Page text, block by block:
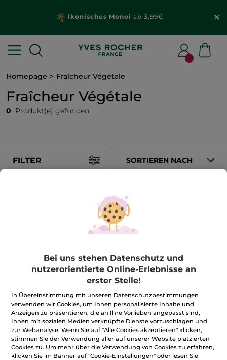
Ikonisches Monoi ab 3,99€
Homepage Fraîcheur Végétale
Fraîcheur Végétale
0 Produkt(e) gefunden
FILTER SORTIEREN NACH
sindpflanzlich
unsere Felder
biologisch
Mehr entdecken
Bei uns stehen Datenschutz und
nutzerorientierte Online-Erlebnisse an
erster Stelle!
In Übereinstimmung mit unseren Datenschutzbestimmungen
verwenden wir Cookies, um Ihnen personalisierte Inhalte und
Anzeigen zu präsentieren, die an Ihre Vorlieben angepasst sind,
Ihnen mit sozialen Medien verknüpfte Dienste vorzuschlagen und
zur Webanalyse. Wenn Sie auf "Alle Cookies akzeptieren" klicken,
stimmen Sie der Verwendung aller auf unserer Website platzierten
Cookies zu. Um mehr über die Verwendung von Cookies zu erfahren,
klicken Sie im Banner auf "Cookie-Einstellungen" oder lesen Sie